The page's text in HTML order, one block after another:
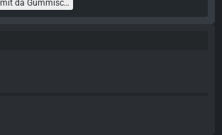
Äh du mit da Gummischuh